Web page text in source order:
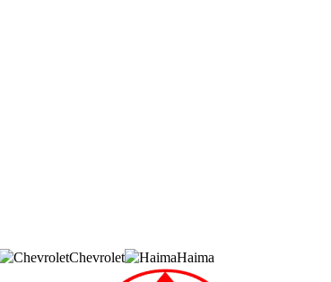
Chevrolet Haima